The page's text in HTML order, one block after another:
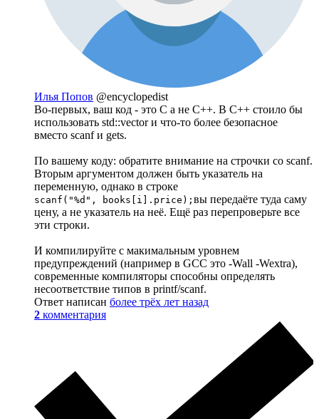
Илья Попов @encyclopedist
Во-первых, ваш код - это С а не С++. В С++ стоило бы
использовать std::vector и что-то более безопасное
вместо scanf и gets.
По вашему коду: обратите внимание на строчки со scanf.
Вторым аргументом должен быть указатель на
переменную, однако в строке
scanf("%d", books[i].price); вы передаёте туда саму
цену, а не указатель на неё. Ещё раз перепроверьте все
эти строки.
И компилируйте с макимальным уровнем
предупреждений (например в GCC это -Wall -Wextra),
современные компиляторы способны определять
несоответствие типов в printf/scanf.
Ответ написан более трёх лет назад
2 комментария